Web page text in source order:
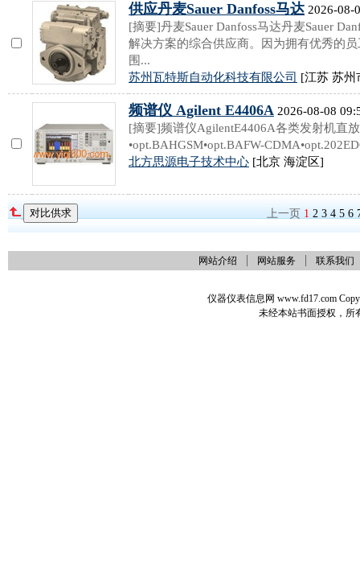
供应丹麦Sauer Danfoss马达 2026-08-
[摘要]丹麦Sauer Danfoss马达丹麦Sauer
解决方案的综合供应商。因为拥有优秀的
围...
苏州瓦特斯自动化科技有限公司 [江苏 苏州
频谱仪 Agilent E4406A 2026-08-08
[摘要]频谱仪AgilentE4406A各类发射机直
•opt.BAHGSM•opt.BAFW-
北方思源电子技术中心 [北京 海淀区]
上一页 1 2 3 4 5 6
网站介绍 网站服务 联系我们
仪器仪表信息网 www.fd17.com
未经本站书面授权，所